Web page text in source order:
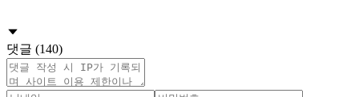
댓글 (140)